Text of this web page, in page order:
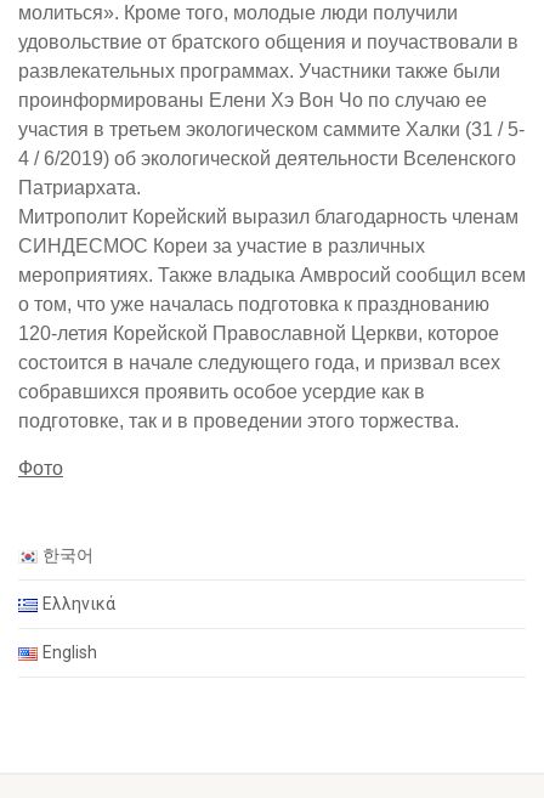
молиться». Кроме того, молодые люди получили
удовольствие от братского общения и поучаствовали в
развлекательных программах. Участники также были
проинформированы Елени Хэ Вон Чо по случаю ее
участия в третьем экологическом саммите Халки (31 / 5-
4 / 6/2019) об экологической деятельности Вселенского
Патриархата.
Митрополит Корейский выразил благодарность членам
СИНДЕСМОС Кореи за участие в различных
мероприятиях. Также владыка Амвросий сообщил всем
о том, что уже началась подготовка к празднованию
120-летия Корейской Православной Церкви, которое
состоится в начале следующего года, и призвал всех
собравшихся проявить особое усердие как в
подготовке, так и в проведении этого торжества.
Фото
한국어
Ελληνικά
English